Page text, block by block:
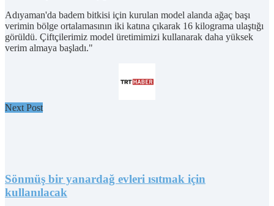
Adıyaman'da badem bitkisi için kurulan model alanda ağaç başı
verimin bölge ortalamasının iki katına çıkarak 16 kilograma ulaştığı
görüldü. Çiftçilerimiz model üretimimizi kullanarak daha yüksek
verim almaya başladı."
Next Post
Sönmüş bir yanardağ evleri ısıtmak için
kullanılacak